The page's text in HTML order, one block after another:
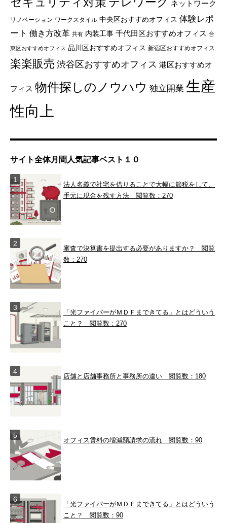
ネットワーク
リノベーション ワークスタイル 中央区おすすめオフィス 体験レポ
ート 働き方改革 共有 内装工事 千代田区おすすめオフィス 台
東区おすすめオフィス 品川区おすすめオフィス 新宿区おすすめオフィス
楽楽販売 渋谷区おすすめオフィス 港区おすすめオ
フィス 物件探しのノウハウ 独立開業 生産
性向上
サイト全体月間人気記事ベスト１０
法人名義で社宅を借りることで大幅に節税をして、
手元に現金を残す方法 閲覧数：270
審査で決算書を提出する必要がありますか？
閲覧
数：270
「光ファイバーがＭＤＦまできてる」とはどういう
こと？
閲覧数：270
店舗と店舗事務所と事務所の違い 閲覧数：180
オフィス賃料の増減額請求の流れ 閲覧数：90
「光ファイバーがＭＤＦまできてる」とはどういう
こと？
閲覧数：90